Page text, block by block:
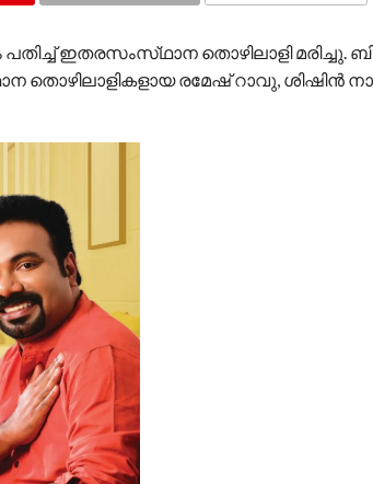
പതിച്ച് ഇതരസംസ്‌ഥാന തൊഴിലാളി മരിച്ചു.
തൊഴിലാളികളായ രമേഷ് റാവു, ശിഷിൻ